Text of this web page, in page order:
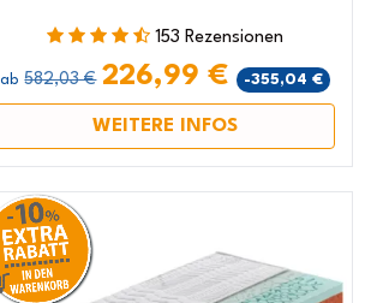
153 Rezensionen
ab 582,03 € 226,99 € -355,04 €
WEITERE INFOS